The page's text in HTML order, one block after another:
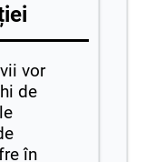
vor
de
în